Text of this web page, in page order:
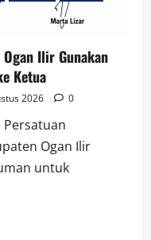
Ilir Gunakan
Ketua
2026 0
Persatuan
Ogan Ilir
untuk